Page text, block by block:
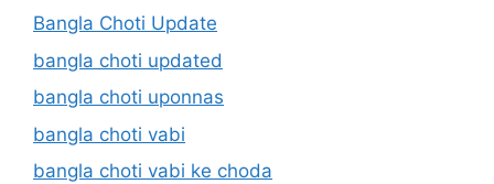
Bangla Choti Update
bangla choti updated
bangla choti uponnas
bangla choti vabi
bangla choti vabi ke choda